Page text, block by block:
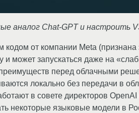
аналог Chat-GPT и настроить
от компании Meta (признана
и может запускаться даже на
перед облачными
локально без передачи в
в совете директоров
некоторые языковые модели в